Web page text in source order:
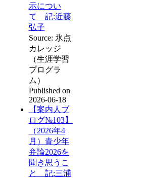
示につい
て 記:近藤
弘子
Source: 氷点
カレッジ
（生涯学習
プログラ
ム）
Published on
2026-06-18
【案内人ブ
ログ№103】
（2026年4
月）青少年
弁論2026を
聞き思うこ
と 記:三浦